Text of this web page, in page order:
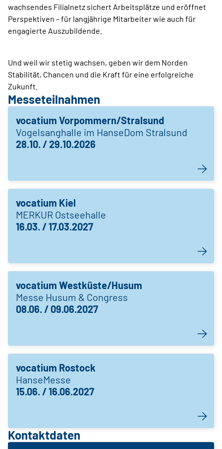
wachsendes Filialnetz sichert Arbeitsplätze und eröffnet
Perspektiven – für langjährige Mitarbeiter wie auch für
engagierte Auszubildende.
Und weil wir stetig wachsen, geben wir dem Norden
Stabilität, Chancen und die Kraft für eine erfolgreiche
Zukunft.
Messeteilnahmen
vocatium Vorpommern/Stralsund
Vogelsanghalle im HanseDom Stralsund
28.10. / 29.10.2026
vocatium Kiel
MERKUR Ostseehalle
16.03. / 17.03.2027
vocatium Westküste/Husum
Messe Husum & Congress
08.06. / 09.06.2027
vocatium Rostock
HanseMesse
15.06. / 16.06.2027
Kontaktdaten